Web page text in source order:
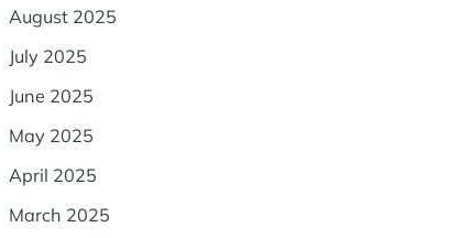
August 2025
July 2025
June 2025
May 2025
April 2025
March 2025